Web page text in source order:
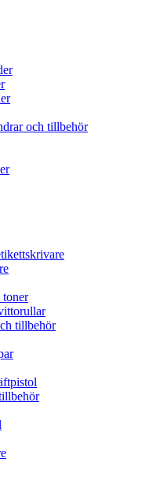
och tillbehör
toner
tillbehör